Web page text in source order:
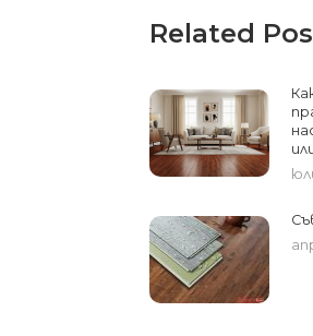
Related